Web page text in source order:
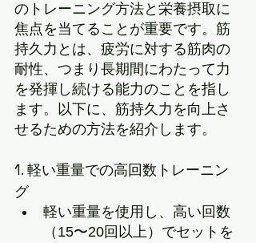
のトレーニング方法と栄養摂取に
焦点を当てることが重要です。筋
持久力とは、疲労に対する筋肉の
耐性、つまり長期間にわたって力
を発揮し続ける能力のことを指し
ます。以下に、筋持久力を向上さ
せるための方法を紹介します。
1. 軽い重量での高回数トレーニン
グ
軽い重量を使用し、高い回数
（15〜20回以上）でセットを